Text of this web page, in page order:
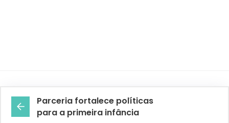
Parceria fortalece políticas
para a primeira infância